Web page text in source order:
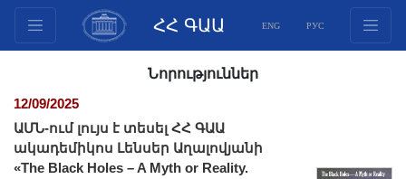
ՀՀ ԳԱԱ ENG РУС
Փաստաթղթեր
Ինովացիոն առաջարկներ
Նորություններ
12/09/2025
ԱՄՆ-ում լույս է տեսել ՀՀ ԳԱԱ
ակադեմիկոս Լենսեր Աղալովյանի
«The Black Holes – A Myth or Reality.